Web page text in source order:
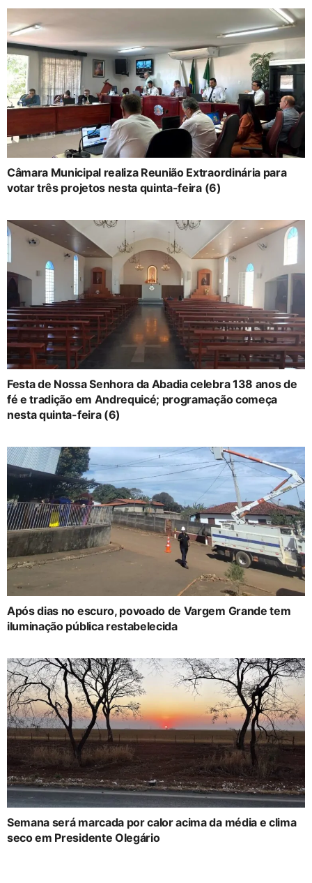
Câmara Municipal realiza Reunião Extraordinária para
votar três projetos nesta quinta-feira (6)
Festa de Nossa Senhora da Abadia celebra 138 anos de
fé e tradição em Andrequicé; programação começa
nesta quinta-feira (6)
Após dias no escuro, povoado de Vargem Grande tem
iluminação pública restabelecida
Semana será marcada por calor acima da média e clima
seco em Presidente Olegário